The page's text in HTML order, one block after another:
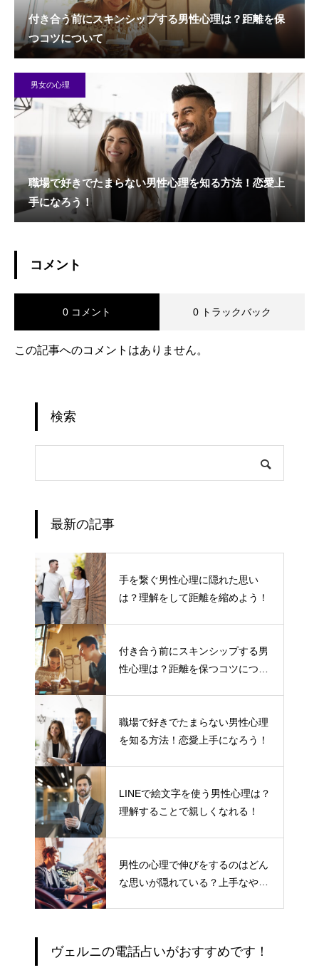
付き合う前にスキンシップする男性心理は？距離を保
つコツについて
男女の心理
職場で好きでたまらない男性心理を知る方法！恋愛上
手になろう！
コメント
0 コメント 0 トラックバック
この記事へのコメントはありません。
検索
最新の記事
手を繋ぐ男性心理に隠れた思い
は？理解をして距離を縮めよう！
付き合う前にスキンシップする男
性心理は？距離を保つコツについ
職場で好きでたまらない男性心理
を知る方法！恋愛上手になろう！
LINEで絵文字を使う男性心理は？
理解することで親しくなれる！
男性の心理で伸びをするのはどん
な思いが隠れている？上手なやり
ヴェルニの電話占いがおすすめです！